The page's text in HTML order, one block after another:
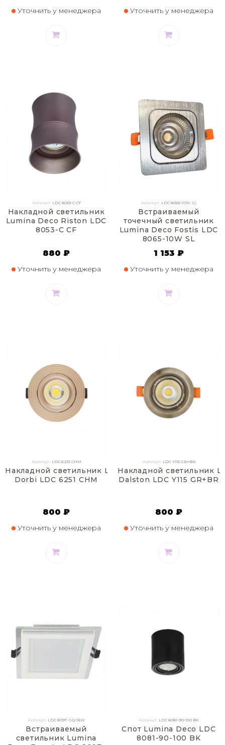
Уточнить у менеджера Уточнить у менеджера
Артикул: LDC 8053-C CF
Накладной светильник
Lumina Deco Riston LDC
8053-C CF
880 ₽
Уточнить у менеджера
Артикул: LDC 8065-10W SL
Встраиваемый
точечный светильник
Lumina Deco Fostis LDC
8065-10W SL
1 153 ₽
Уточнить у менеджера
Артикул: LDC 6251 CHM
Накладной светильник Lumina Deco
Dorbi LDC 6251 CHM
800 ₽
Уточнить у менеджера
Артикул: LDC Y115 GR+BR
Накладной светильник
Dalston LDC Y115 GR+BR
800 ₽
Уточнить у менеджера
Артикул: LDC 8097-SQ-18W
Встраиваемый
светильник Lumina
Артикул: LDC 8081-90-100 BK
Спот Lumina Deco LDC
8081-90-100 BK